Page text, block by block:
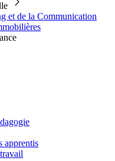
et de la Communication
apprentis